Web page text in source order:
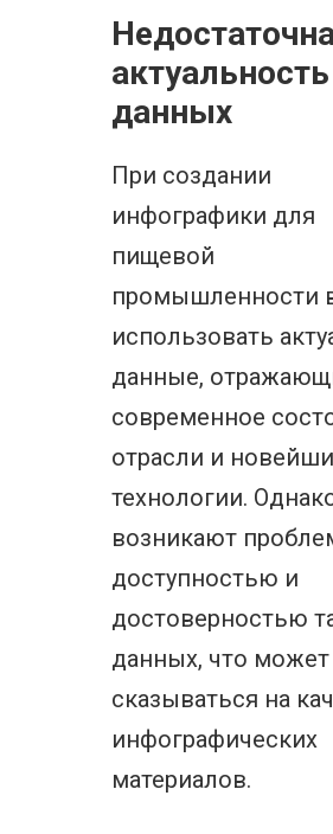
актуальность
данных
При создании
инфографики для
пищевой
промышленности
использовать
данные,
современное
отрасли и
технологии.
возникают
доступностью и
достоверностью
данных, что может
сказываться на
инфографических
материалов.